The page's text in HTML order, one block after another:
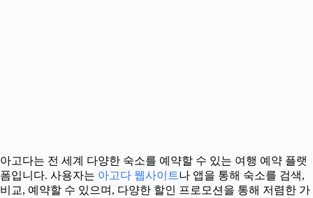
아고다는 전 세계 다양한 숙소를 예약할 수 있는 여행 예약 플랫
폼입니다. 사용자는 아고다 웹사이트나 앱을 통해 숙소를 검색,
비교, 예약할 수 있으며, 다양한 할인 프로모션을 통해 저렴한 가